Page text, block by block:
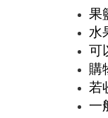
果
水
可
購
若
一